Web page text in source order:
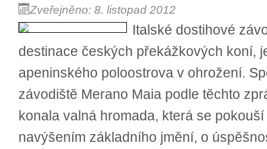
Zveřejněno: 8. listopad 2012
Italské dostihové
destinace českých překážkových koní,
apeninského poloostrova v ohrožení.
závodiště Merano Maia podle těchto
konala valná hromada, která se
navýšením základního jmění, o